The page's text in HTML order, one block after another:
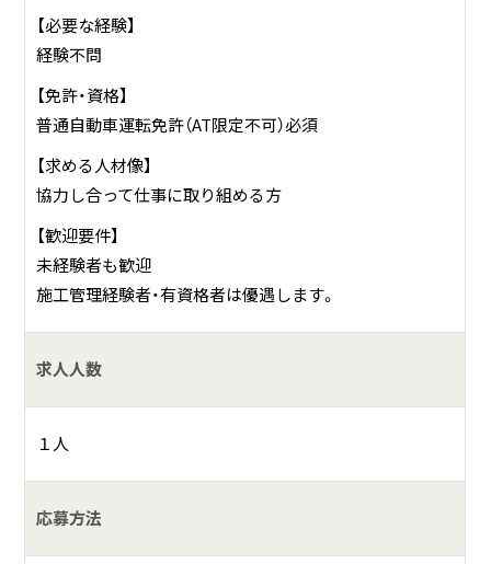
【必要な経験】
経験不問
【免許・資格】
普通自動車運転免許（AT限定不可）必須
【求める人材像】
協力し合って仕事に取り組める方
【歓迎要件】
未経験者も歓迎
施工管理経験者・有資格者は優遇します。
求人人数
１人
応募方法